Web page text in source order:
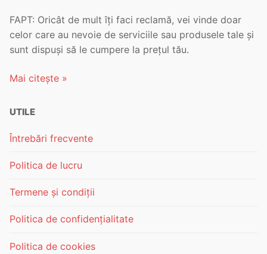
FAPT: Oricât de mult îți faci reclamă, vei vinde doar
celor care au nevoie de serviciile sau produsele tale și
sunt dispuși să le cumpere la prețul tău.
Mai citește »
UTILE
Întrebări frecvente
Politica de lucru
Termene și condiții
Politica de confidențialitate
Politica de cookies